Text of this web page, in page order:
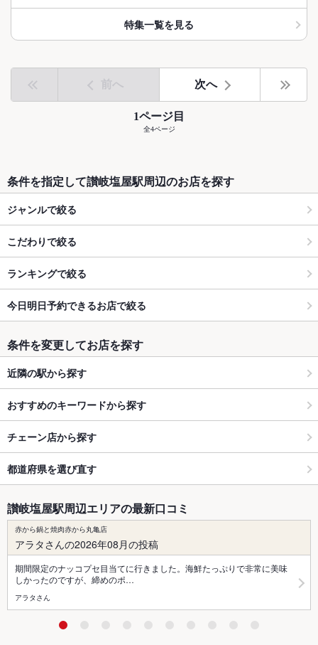
特集一覧を見る
前へ 次へ
1ページ目
全4ページ
条件を指定して讃岐塩屋駅周辺のお店を探す
ジャンルで絞る
こだわりで絞る
ランキングで絞る
今日明日予約できるお店で絞る
条件を変更してお店を探す
近隣の駅から探す
おすすめのキーワードから探す
チェーン店から探す
都道府県を選び直す
讃岐塩屋駅周辺エリアの最新口コミ
赤から鍋と焼肉赤から丸亀店
アラタさんの2026年08月の投稿
期間限定のナッコプセ目当てに行きました。海鮮たっぷりで非常に美味
しかったのですが、締めのポ…
アラタさん